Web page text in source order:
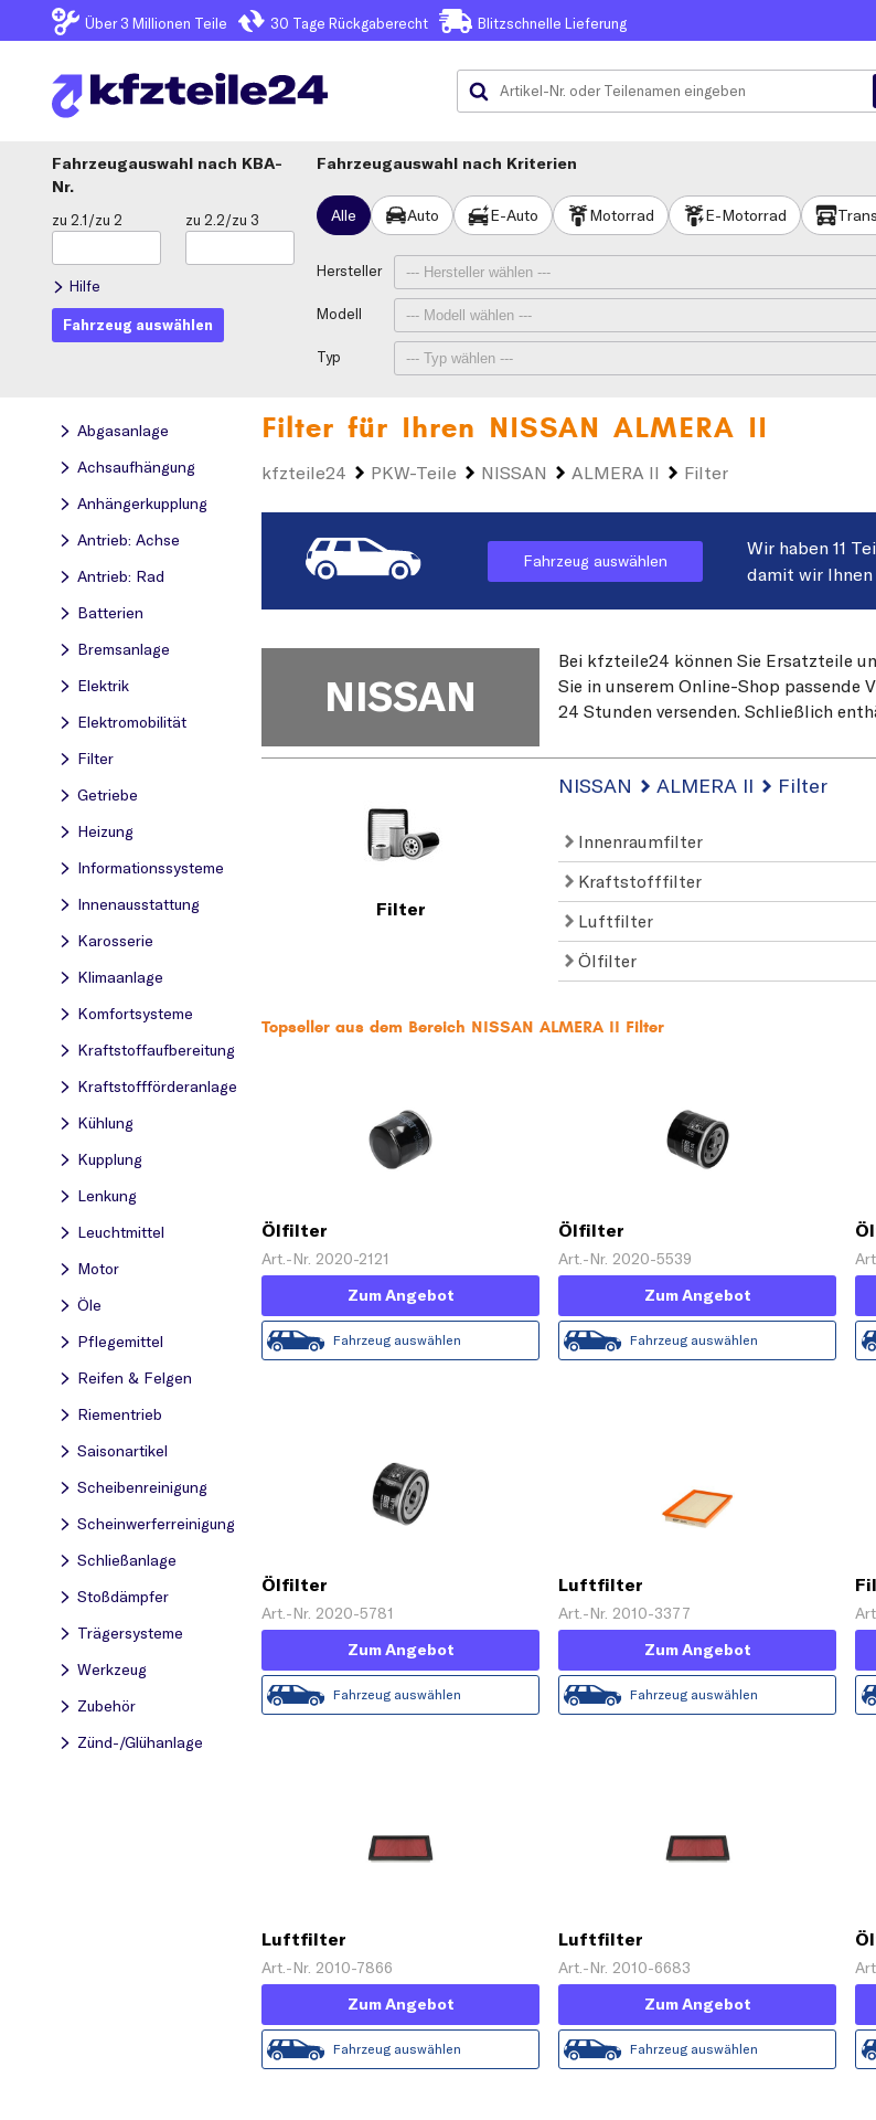
Über 3 Millionen Teile 30 Tage Rückgaberecht Blitzschnelle Lieferung
Fahrzeugauswahl
KBA-
Nr.
zu 2.1/zu 2 zu 2.2/zu 3
Hilfe
Fahrzeug auswählen
Fahrzeugauswahl nach Kriterien
Alle Auto E-Auto Motorrad E-Motorrad
Hersteller
Modell
Typ
Abgasanlage
Achsaufhängung
Anhängerkupplung
Antrieb: Achse
Antrieb: Rad
Batterien
Bremsanlage
Elektrik
Elektromobilität
Filter
Getriebe
Heizung
Informationssysteme
Innenausstattung
Karosserie
Klimaanlage
Komfortsysteme
Kraftstoff­aufbereitung
Kraftstoff­förderanlage
Kühlung
Kupplung
Lenkung
Leuchtmittel
Motor
Öle
Pflegemittel
Reifen & Felgen
Riementrieb
Saisonartikel
Scheibenreinigung
Scheinwerferreinigung
Schließanlage
Stoßdämpfer
Trägersysteme
Werkzeug
Zubehör
Zünd-/Glühanlage
Filter für Ihren NISSAN ALMERA II
kfzteile24 PKW-Teile NISSAN ALMERA II Filter
Fahrzeug auswählen
Wir haben 11
damit wir
NISSAN
Bei kfzteile24 können Sie Ersatzteile
Sie in unserem Online-Shop
24 Stunden versenden. Schließlich
Filter
NISSAN ALMERA II Filter
Innenraumfilter
Kraftstofffilter
Luftfilter
Ölfilter
Topseller aus dem Bereich NISSAN ALMERA II Filter
Ölfilter
Art.-Nr. 2020-2121
Zum Angebot
Fahrzeug auswählen
Ölfilter
Art.-Nr. 2020-5539
Zum Angebot
Fahrzeug auswählen
Ölfilter
Art.-Nr. 2020-5781
Zum Angebot
Fahrzeug auswählen
Luftfilter
Art.-Nr. 2010-3377
Zum Angebot
Fahrzeug auswählen
Luftfilter
Art.-Nr. 2010-7866
Zum Angebot
Fahrzeug auswählen
Luftfilter
Art.-Nr. 2010-6683
Zum Angebot
Fahrzeug auswählen